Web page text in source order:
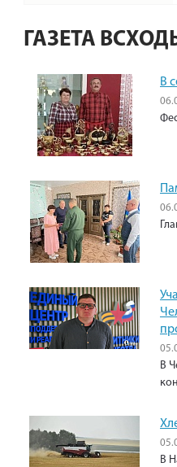
ГАЗЕТА
В
В
В